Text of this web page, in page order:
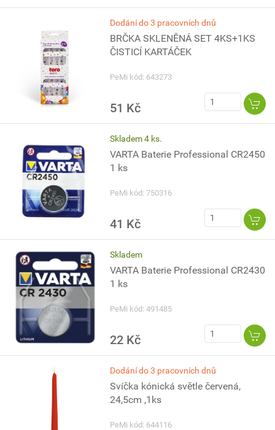
Dodání do 3 pracovních dnů
BRČKA SKLENĚNÁ SET 4KS+1KS
ČISTICÍ KARTÁČEK
PeMi kód: 643273
51 Kč
Skladem 4 ks.
VARTA Baterie Professional CR2450
1 ks
PeMi kód: 750316
41 Kč
Skladem
VARTA Baterie Professional CR2430
1 ks
PeMi kód: 491485
22 Kč
Dodání do 3 pracovních dnů
Svíčka kónická světle červená,
24,5cm ,1ks
PeMi kód: 644116